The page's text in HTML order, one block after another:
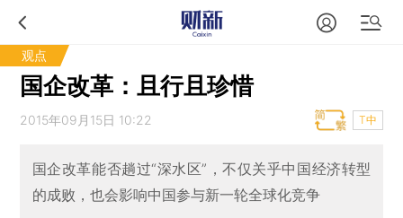
观点
国企改革：且行且珍惜
2015年09月15日 10:22 T中
国企改革能否趟过“深水区”，不仅关乎中国经济转型
的成败，也会影响中国参与新一轮全球化竞争